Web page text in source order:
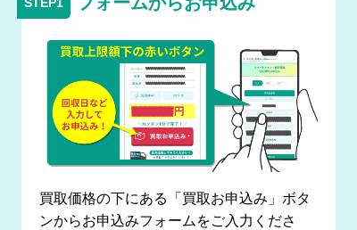
買取価格の下にある「買取お申込み」ボタ
ンからお申込みフォームをご入力くださ